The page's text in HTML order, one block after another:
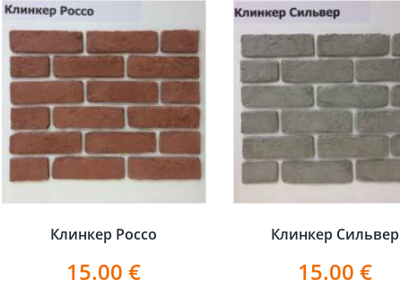
Клинкер Россо
15.00€
Клинкер Сильвер
15.00 €